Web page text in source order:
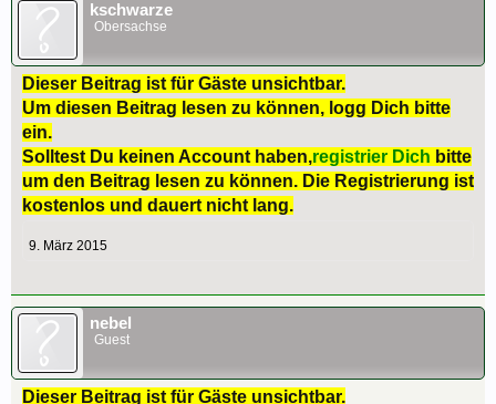
kschwarze
Obersachse
Dieser Beitrag ist für Gäste unsichtbar.
Um diesen Beitrag lesen zu können, logg Dich bitte
ein.
Solltest Du keinen Account haben,registrier Dich bitte
um den Beitrag lesen zu können. Die Registrierung ist
kostenlos und dauert nicht lang.
9. März 2015
nebel
Guest
Dieser Beitrag ist für Gäste unsichtbar.